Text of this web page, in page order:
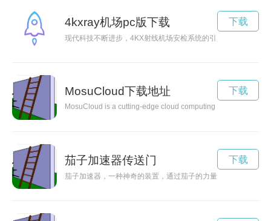
4kxray机场pc版下载
现代科技不断进步，4KX射线机场安检系统的引入带来了更高
下载
MosuCloud下载地址
MosuCloud is a cutting-edge cloud computing solution that
下载
茄子加速器传送门
茄子加速器，一种神奇的装置，通过茄子的力量，能够加速时
下载